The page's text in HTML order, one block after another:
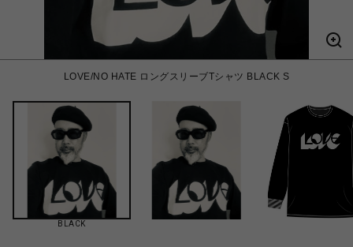
LOVE/NO HATE ロングスリーブTシャツ BLACK S
BLACK